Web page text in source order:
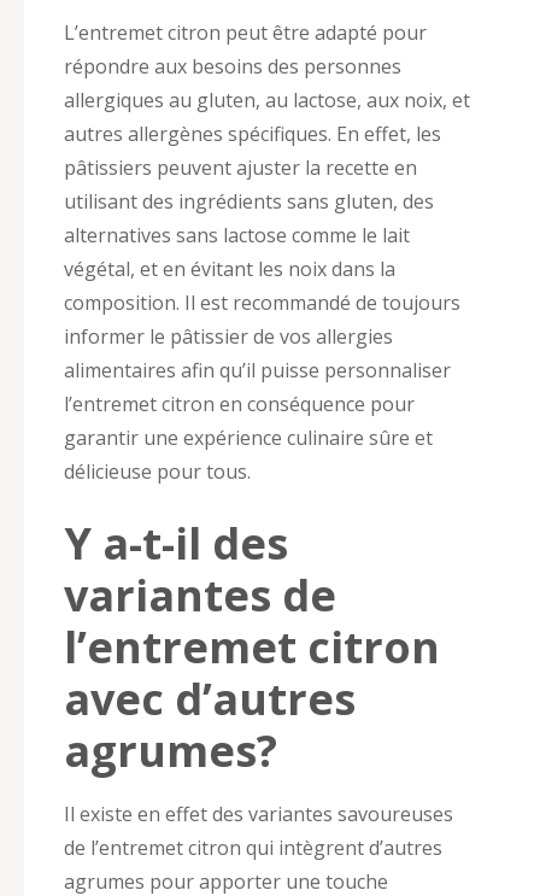
L’entremet citron peut être adapté pour
répondre aux besoins des personnes
allergiques au gluten, au lactose, aux noix, et
autres allergènes spécifiques. En effet, les
pâtissiers peuvent ajuster la recette en
utilisant des ingrédients sans gluten, des
alternatives sans lactose comme le lait
végétal, et en évitant les noix dans la
composition. Il est recommandé de toujours
informer le pâtissier de vos allergies
alimentaires afin qu’il puisse personnaliser
l’entremet citron en conséquence pour
garantir une expérience culinaire sûre et
délicieuse pour tous.
Y a-t-il des
variantes de
l’entremet citron
avec d’autres
agrumes?
Il existe en effet des variantes savoureuses
de l’entremet citron qui intègrent d’autres
agrumes pour apporter une touche